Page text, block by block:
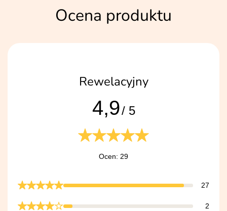
Ocena produktu
Rewelacyjny
4,9/ 5
Ocen: 29
27
2